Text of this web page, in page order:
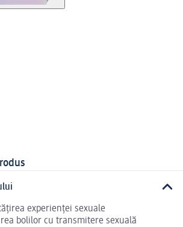
experienței sexuale
bolilor cu transmitere sexuală